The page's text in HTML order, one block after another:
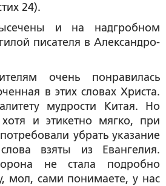
24).
и на надгробном
писателя в Александро-
очень понравилась
в этих словах Христа.
мудрости Китая. Но
и этикетно мягко, при
убрать указание
взяты из Евангелия.
не стала подробно
мол, сами понимаете, у нас